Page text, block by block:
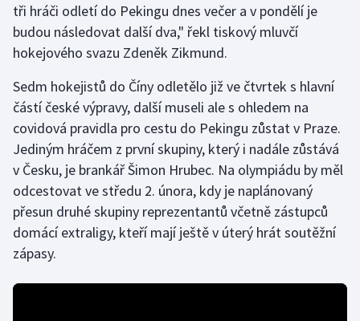
Jezdectví
Judo
Krasobruslení
Lezení
Lyže a snowboard
Moderní pětiboj
Motorsport
tři hráči odletí do Pekingu dnes večer a v pondělí je
budou následovat další dva," řekl tiskový mluvčí
hokejového svazu Zdeněk Zikmund.
Sedm hokejistů do Číny odletělo již ve čtvrtek s hlavní
částí české výpravy, další museli ale s ohledem na
covidová pravidla pro cestu do Pekingu zůstat v Praze.
Jediným hráčem z první skupiny, který i nadále zůstává
v Česku, je brankář Šimon Hrubec. Na olympiádu by měl
odcestovat ve středu 2. února, kdy je naplánovaný
přesun druhé skupiny reprezentantů včetně zástupců
domácí extraligy, kteří mají ještě v úterý hrát soutěžní
zápasy.